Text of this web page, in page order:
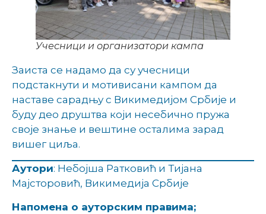
Учесници и организатори кампа
Заиста се надамо да су учесници
подстакнути и мотивисани кампом да
наставе сарадњу с Викимедијом Србије и
буду део друштва који несебично пружа
своје знање и вештине осталима зарад
вишег циља.
Аутори: Небојша Ратковић и Тијана
Мајсторовић, Викимедија Србије
Напомена о ауторским правима;